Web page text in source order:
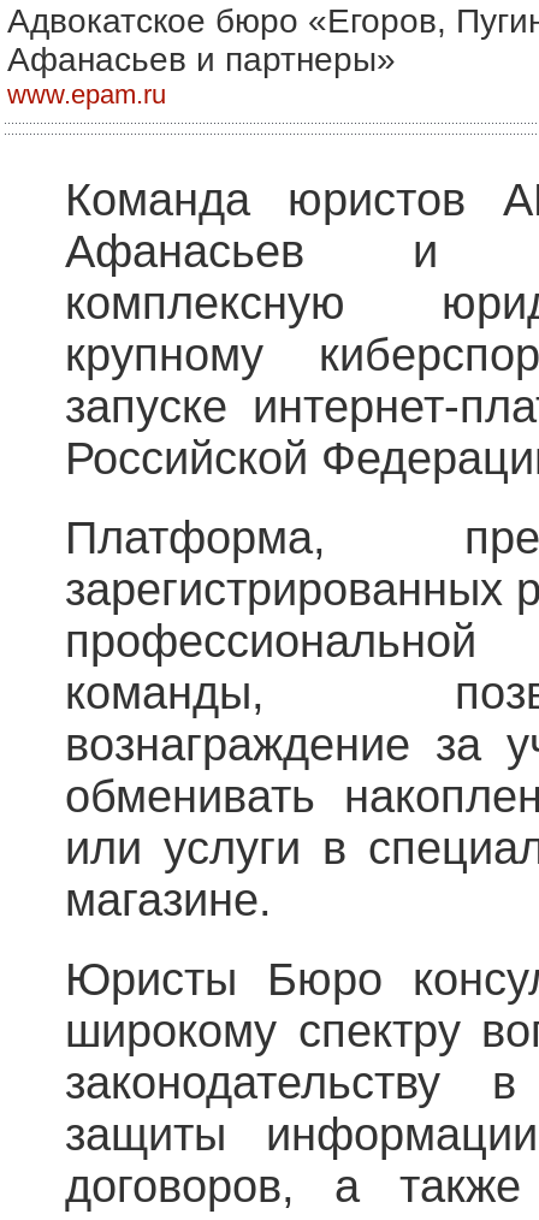
Адвокатское бюро «Егоров,
Афанасьев и партнеры»
www.epam.ru
Команда юристов
Афанасьев и
комплексную
крупному
запуске интернет-
Российской
Платформа,
зарегистрированных
команды,
вознаграждение за
обменивать
или услуги в
магазине.
Юристы Бюро
широкому спектру
защиты
договоров, а также